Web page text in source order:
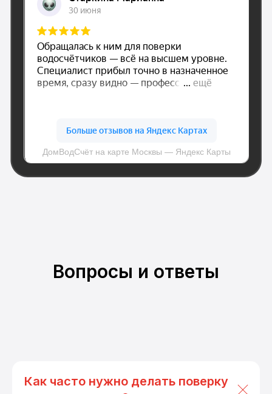
Вопросы и ответы
Как часто нужно делать поверку
dom.vodschet@mail.ru
Политика конфиденциальности
© Все права защищены.